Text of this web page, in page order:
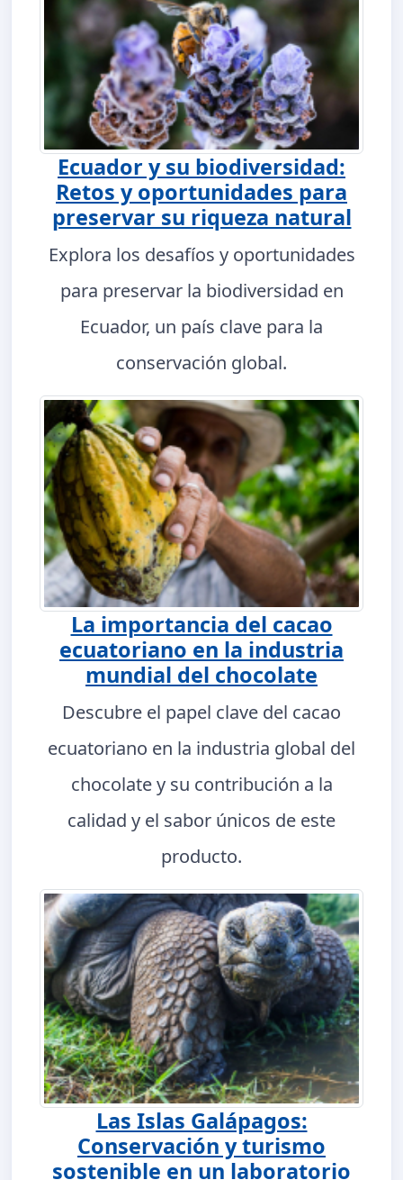
Ecuador y su biodiversidad:
Retos y oportunidades para
preservar su riqueza natural
Explora los desafíos y oportunidades
para preservar la biodiversidad en
Ecuador, un país clave para la
conservación global.
La importancia del cacao
ecuatoriano en la industria
mundial del chocolate
Descubre el papel clave del cacao
ecuatoriano en la industria global del
chocolate y su contribución a la
calidad y el sabor únicos de este
producto.
Las Islas Galápagos:
Conservación y turismo
sostenible en un laboratorio